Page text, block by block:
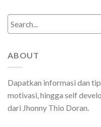
Search
ABOUT
Dapatkan informasi dan
motivasi, hingga self
dari Jhonny Thio Doran.